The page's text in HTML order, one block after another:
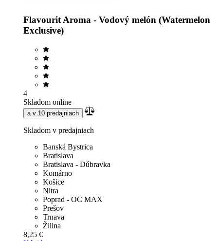
Flavourit Aroma - Vodový melón (Watermelon
Exclusive)
4
Skladom online
a v 10 predajniach
Skladom v predajniach
Banská Bystrica
Bratislava
Bratislava - Dúbravka
Komárno
Košice
Nitra
Poprad - OC MAX
Prešov
Trnava
Žilina
8,25 €